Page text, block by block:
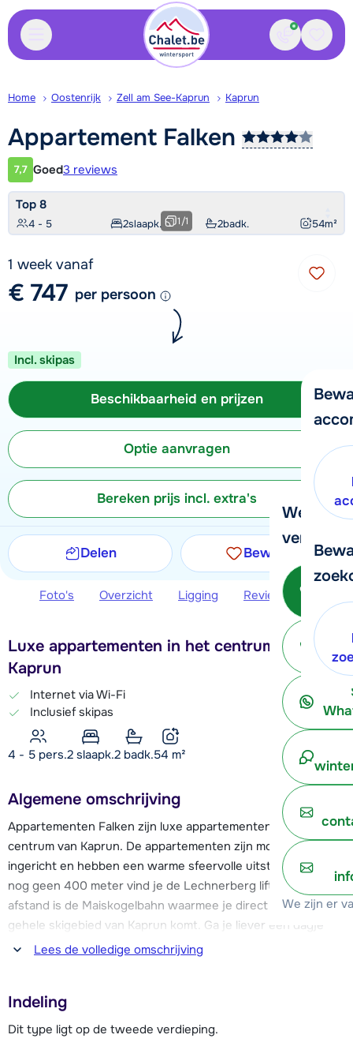
Contact
We
verder!
We zijn er
Home Oostenrijk Zell am See-Kaprun Kaprun
Appartement Falken
Klantwaardering
7,7 Goed3 reviews
Top 8
4 - 5 2slaapk. 2badk. 54m²
1/1
1 week vanaf
€ 747 per persoon
Incl. skipas
Beschikbaarheid en prijzen
Optie aanvragen
Bereken prijs incl. extra's
Delen Bewaren
Foto's Overzicht Ligging Reviews
Luxe appartementen in het centrum van
Kaprun
Internet via Wi-Fi
Inclusief skipas
4 - 5 pers.2 slaapk.2 badk.54 m²
Algemene omschrijving
Appartementen Falken zijn luxe appartementen in het
centrum van Kaprun. De appartementen zijn modern
ingericht en hebben een warme sfeervolle uitstraling. Op
nog geen 400 meter vind je de Lechnerberg lift en op 1 km
afstand is de Maiskogelbahn waarmee je direct het het
gehele skigebied van Kaprun komt. Ga je liever een dagje
naar een ander gebied? De gratis skibus stopt op 70 meter
naar het skigebied van
Saalbach/Hinterglemm/Leogang/Fieberbrunn. Je pas is
Lees de volledige omschrijving
Indeling
Dit type ligt op de tweede verdieping.